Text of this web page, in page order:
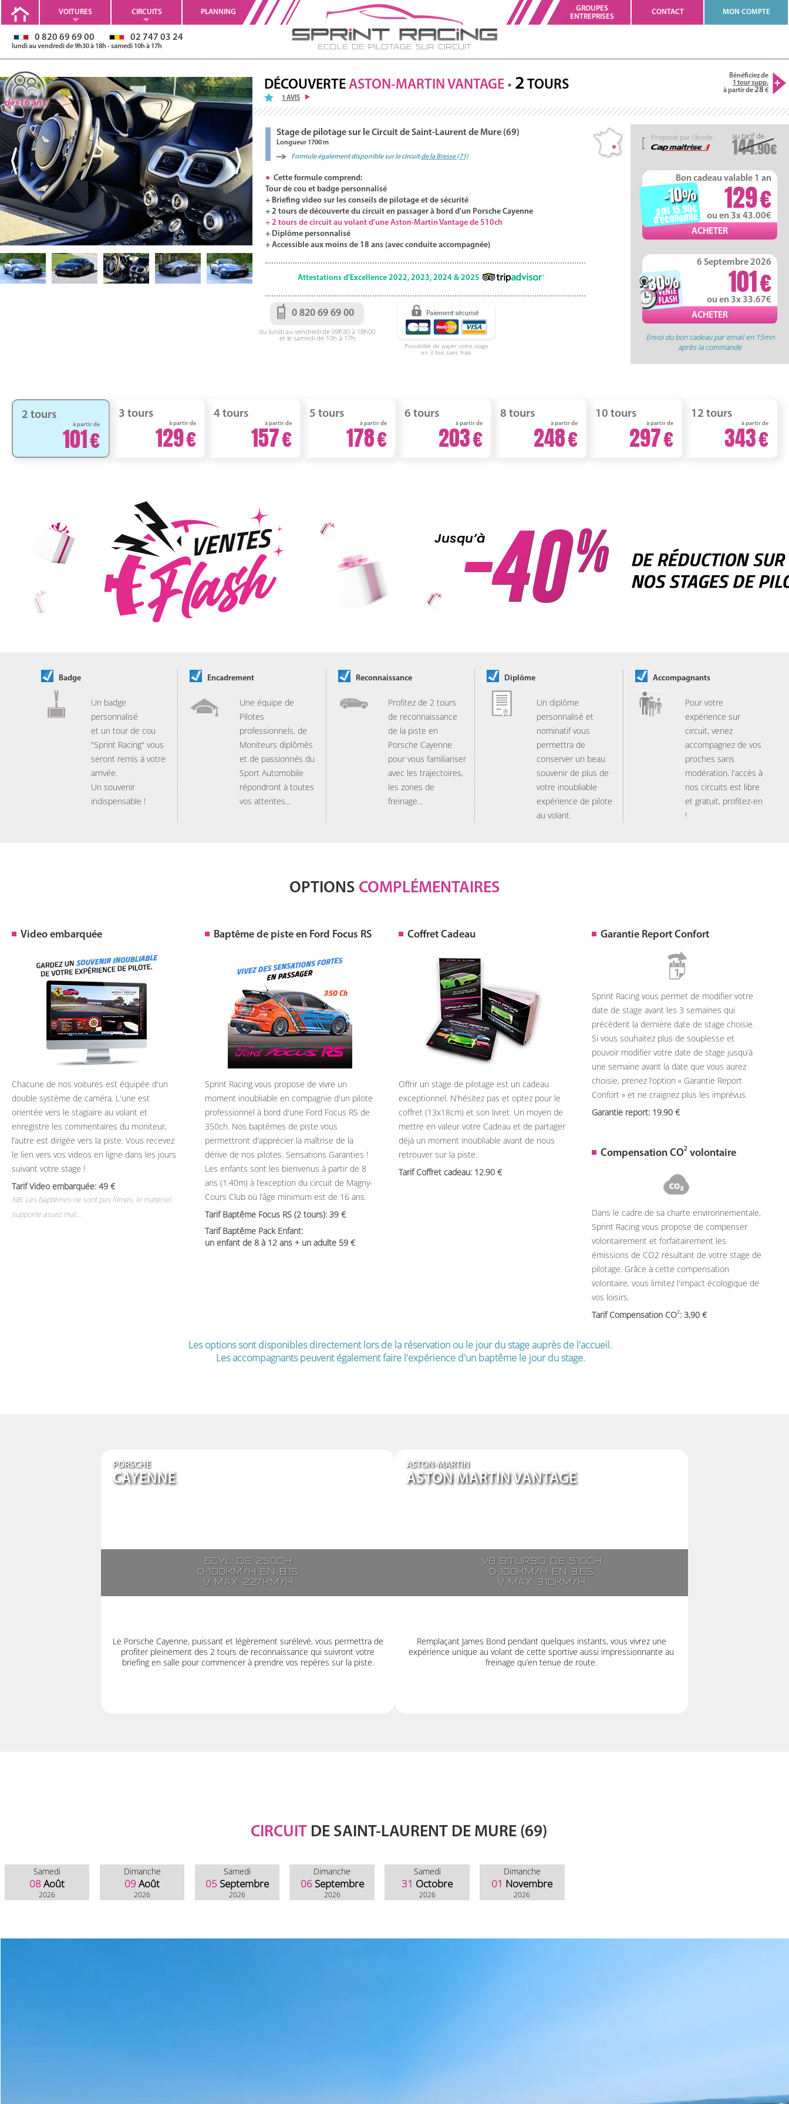
Ecole de Pilotage sur Circuit
VOITURES CIRCUITS PLANNING
GROUPES
ENTREPRISES
CONTACT MON COMPTE
0 820 69 69 00 02 747 03 24
lundi au vendredi de 9h30 à 18h - samedi 10h à 17h
Bénéficiez de
1 tour supp.
à partir de28
DÉCOUVERTE ASTON-MARTIN VANTAGE 2 TOURS
1 AVIS
144.90
Proposé par l'école:
Bon cadeau valable 1 an
129
ou en 3x 43.00
-10%
soit 15.90
d'économie
6 Septembre 2026
101
ou en 3x 33.67
-30%
Envoi du bon cadeau par email en 15mn
après la commande
Stage de pilotage sur le Circuit de Saint-Laurent de Mure (69)
Longueur 1700 m
Formule également disponible sur le circuitde la Bresse (71)
Cette formule comprend:
Tour de cou et badge personnalisé
+ Briefing video sur les conseils de pilotage et de sécurité
+ 2 tours de découverte du circuit en passager à bord d'un Porsche Cayenne
+ 2 tours de circuit au volant d'une Aston-Martin Vantage de 510ch
+ Diplôme personnalisé
+ Accessible aux moins de 18 ans (avec conduite accompagnée)
Attestations d'Excellence 2022, 2023, 2024 & 2025
0 820 69 69 00
du lundi au vendredi de 09h30 à 18h00
et le samedi de 10h à 17h
Possibilité de payer votre stage
en 3 fois sans frais
2 tours
à partir de
101
3 tours
à partir de
129
4 tours
à partir de
157
5 tours
à partir de
178
6 tours
à partir de
203
8 tours
à partir de
248
10 tours
à partir de
297
12 tours
à partir de
343
Badge
Un badge
personnalisé
et un tour de cou
"Sprint Racing" vous
seront remis à votre
arrivée.
Un souvenir
indispensable !
Encadrement
Une équipe de
Pilotes
professionnels, de
Moniteurs diplômés
et de passionnés du
Sport Automobile
répondront à toutes
vos attentes...
Reconnaissance
Profitez de 2 tours
de reconnaissance
de la piste en
Porsche Cayenne
pour vous familiariser
avec les trajectoires,
les zones de
freinage...
Diplôme
Un diplôme
personnalisé et
nominatif vous
permettra de
conserver un beau
souvenir de plus de
votre inoubliable
expérience de pilote
au volant.
Accompagnants
Pour votre
expérience sur
circuit, venez
accompagnez de vos
proches sans
modération, l'accès à
nos circuits est libre
et gratuit, profitez-en
!
OPTIONS COMPLÉMENTAIRES
Video embarquée
Chacune de nos voitures est équipée d'un
double système de caméra. L'une est
orientée vers le stagiaire au volant et
enregistre les commentaires du moniteur,
l’autre est dirigée vers la piste. Vous recevez
le lien vers vos videos en ligne dans les jours
suivant votre stage !
Tarif Video embarquée: 49
NB: Les baptêmes ne sont pas filmés, le matériel
supporte assez mal...
Baptême de piste en Ford Focus RS
Sprint Racing vous propose de vivre un
moment inoubliable en compagnie d'un pilote
professionnel à bord d'une Ford Focus RS de
350ch. Nos baptêmes de piste vous
permettront d'apprécier la maîtrise de la
dérive de nos pilotes. Sensations Garanties !
Les enfants sont les bienvenus à partir de 8
ans (1.40m) à l’exception du circuit de Magny-
Cours Club où l’âge minimum est de 16 ans.
Tarif Baptême Focus RS (2 tours): 39
Tarif Baptême Pack Enfant:
un enfant de 8 à 12 ans + un adulte 59
Coffret Cadeau
Offrir un stage de pilotage est un cadeau
exceptionnel. N'hésitez pas et optez pour le
coffret (13x18cm) et son livret. Un moyen de
mettre en valeur votre Cadeau et de partager
déjà un moment inoubliable avant de nous
retrouver sur la piste.
Tarif Coffret cadeau: 12.90
Garantie Report Confort
Sprint Racing vous permet de modifier votre
date de stage avant les 3 semaines qui
précèdent la dernière date de stage choisie.
Si vous souhaitez plus de souplesse et
pouvoir modifier votre date de stage jusqu’à
une semaine avant la date que vous aurez
choisie, prenez l’option « Garantie Report
Confort » et ne craignez plus les imprévus.
Garantie report: 19.90
Compensation CO2volontaire
Dans le cadre de sa charte environnementale,
Sprint Racing vous propose de compenser
volontairement et forfaitairement les
émissions de CO2 résultant de votre stage de
pilotage. Grâce à cette compensation
volontaire, vous limitez l'impact écologique de
vos loisirs.
Tarif Compensation CO2: 3,90
Les options sont disponibles directement lors de la réservation ou le jour du stage auprès de l'accueil.
Les accompagnants peuvent également faire l'expérience d'un baptême le jour du stage.
PORSCHE
CAYENNE
6cyl. de 250ch
0-100km/h en 8.1s
V max: 227km/h
Le Porsche Cayenne, puissant et légèrement surélevé, vous permettra de
profiter pleinement des 2 tours de reconnaissance qui suivront votre
briefing en salle pour commencer à prendre vos repères sur la piste.
ASTON-MARTIN
ASTON MARTIN VANTAGE
V8 biturbo de 510ch
0-100km/h en 3.6s
V max: 310km/h
Remplaçant James Bond pendant quelques instants, vous vivrez une
expérience unique au volant de cette sportive aussi impressionnante au
freinage qu’en tenue de route.
CIRCUIT DE SAINT-LAURENT DE MURE (69)
Samedi
08Août
2026
Dimanche
09Août
2026
Samedi
05 Septembre
2026
Dimanche
06 Septembre
2026
Samedi
31 Octobre
2026
Dimanche
01 Novembre
2026